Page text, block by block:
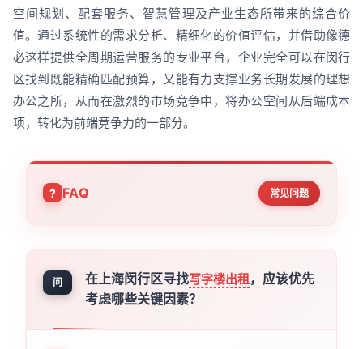
空间规划、配套服务、智慧管理及产业生态所带来的综合价
值。通过系统性的需求分析、精细化的价值评估，并借助像德
必这样提供全周期运营服务的专业平台，企业完全可以在闵行
区找到既能精确匹配预算，又能有力支撑业务长期发展的理想
办公之所，从而在激烈的市场竞争中，将办公空间从后端成本
项，转化为前端竞争力的一部分。
FAQ 常见问题
问 在上海闵行区寻找写字楼出租，应该优先
考虑哪些关键因素？